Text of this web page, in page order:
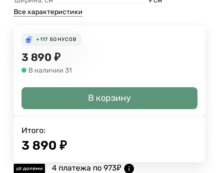
Все характеристики
+117 БОНУСОВ
3 890 ₽
В наличии 31
В корзину
Итого:
3 890 ₽
4 платежа по 973₽